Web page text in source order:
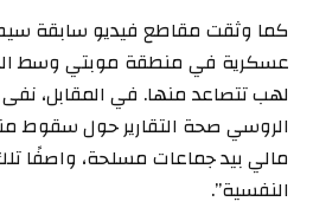
كما وثقت مقاطع فيديو سابقة
عسكرية في منطقة موبتي وسط
لهب تتصاعد منها. في المقابل، نفى
الروسي صحة التقارير حول سقوط
مالي بيد جماعات مسلحة، واصفًا تلك
النفسية”.